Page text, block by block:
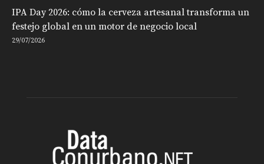
IPA Day 2026: cómo la cerveza artesanal transforma un
festejo global en un motor de negocio local
29/07/2026